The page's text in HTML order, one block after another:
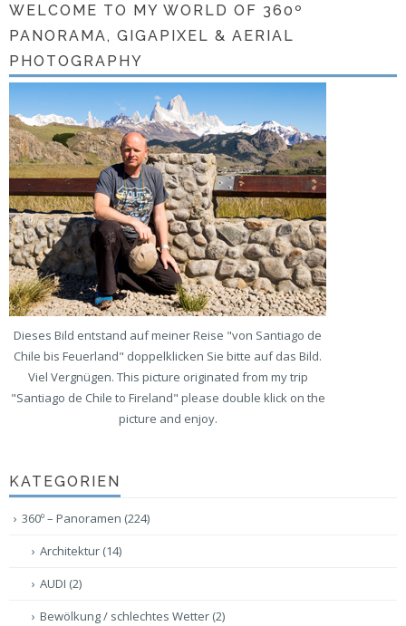
WELCOME TO MY WORLD OF 360º
PANORAMA, GIGAPIXEL & AERIAL
PHOTOGRAPHY
Dieses Bild entstand auf meiner Reise "von Santiago de
Chile bis Feuerland" doppelklicken Sie bitte auf das Bild.
Viel Vergnügen. This picture originated from my trip
"Santiago de Chile to Fireland" please double klick on the
picture and enjoy.
KATEGORIEN
360º – Panoramen (224)
Architektur (14)
AUDI (2)
Bewölkung / schlechtes Wetter (2)